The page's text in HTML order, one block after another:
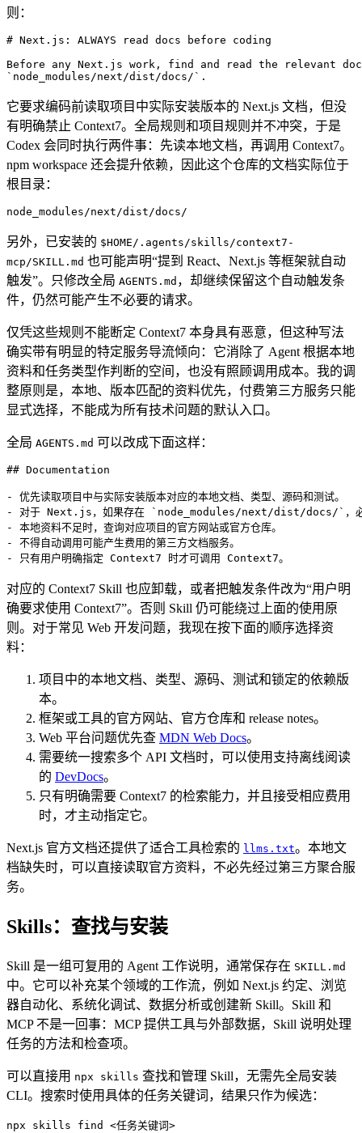
则：
# Next.js: ALWAYS read docs before coding
Before any Next.js work, find and read the relevant
`node_modules/next/dist/docs/` .
它要求编码前读取项目中实际安装版本的 Next.js 文档，但没
有明确禁止 Context7。全局规则和项目规则并不冲突，于是
Codex 会同时执行两件事：先读本地文档，再调用 Context7。
npm workspace 还会提升依赖，因此这个仓库的文档实际位于
根目录：
node_modules/next/dist/docs/
另外，已安装的 $HOME/.agents/skills/context7-
mcp/SKILL.md 也可能声明“提到 React、Next.js 等框架就自动
触发”。只修改全局 AGENTS.md ，却继续保留这个自动触发条
件，仍然可能产生不必要的请求。
仅凭这些规则不能断定 Context7 本身具有恶意，但这种写法
确实带有明显的特定服务导流倾向：它消除了 Agent 根据本地
资料和任务类型作判断的空间，也没有照顾调用成本。我的调
整原则是，本地、版本匹配的资料优先，付费第三方服务只能
显式选择，不能成为所有技术问题的默认入口。
全局 AGENTS.md 可以改成下面这样：
## Documentation
-
优先读取项目中与实际安装版本对应的本地文档、类型、源码和测试。
-
对于 Next.js，如果存在 `node_modules/next/dist/docs/` ，
-
本地资料不足时，查询对应项目的官方网站或官方仓库。
-
不得自动调用可能产生费用的第三方文档服务。
-
只有用户明确指定 Context7 时才可调用 Context7。
对应的 Context7 Skill 也应卸载，或者把触发条件改为“用户明
确要求使用 Context7”。否则 Skill 仍可能绕过上面的使用原
则。对于常见 Web 开发问题，我现在按下面的顺序选择资
料：
项目中的本地文档、类型、源码、测试和锁定的依赖版
本。
框架或工具的官方网站、官方仓库和 release notes。
Web 平台问题优先查 MDN Web Docs。
需要统一搜索多个 API 文档时，可以使用支持离线阅读
的 DevDocs。
只有明确需要 Context7 的检索能力，并且接受相应费用
时，才主动指定它。
Next.js 官方文档还提供了适合工具检索的 llms.txt。本地文
档缺失时，可以直接读取官方资料，不必先经过第三方聚合服
务。
Skills：查找与安装
Skill 是一组可复用的 Agent 工作说明，通常保存在 SKILL.md
中。它可以补充某个领域的工作流，例如 Next.js 约定、浏览
器自动化、系统化调试、数据分析或创建新 Skill。Skill 和
MCP 不是一回事：MCP 提供工具与外部数据，Skill 说明处理
任务的方法和检查项。
可以直接用 npx skills 查找和管理 Skill，无需先全局安装
CLI。搜索时使用具体的任务关键词，结果只作为候选：
npx skills find <任务关键词>